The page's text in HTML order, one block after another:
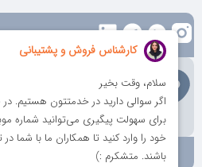
تهران، ولیعصر، بالاتر از بهشتی،
بن‌بست پردیس، پلاک 12